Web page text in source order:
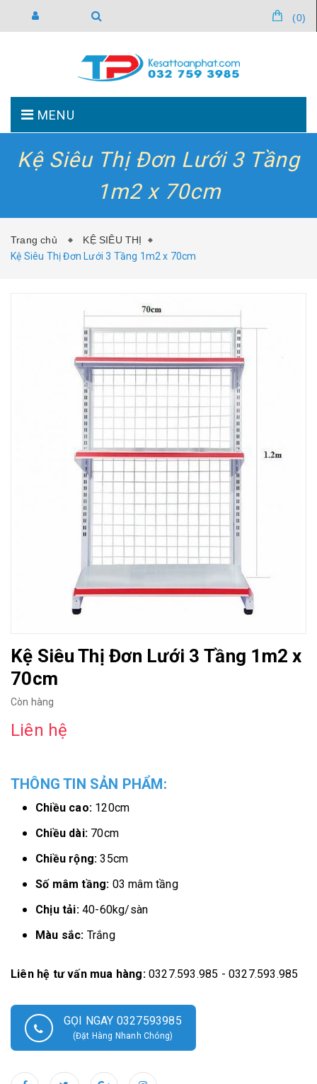
(0)
MENU
TRANG CHỦ GIỚI THIỆU
Kệ Siêu Thị Đơn Lưới 3 Tầng
1m2 x 70cm
Trang chủ
KỆ SIÊU THỊ
Kệ Siêu Thị Đơn Lưới 3 Tầng 1m2 x 70cm
Kệ Siêu Thị Đơn Lưới 3 Tầng 1m2 x
70cm
Còn hàng
Liên hệ
THÔNG TIN SẢN PHẨM:
Chiều cao: 120cm
Chiều dài: 70cm
Chiều rộng:35cm
Số mâm tầng: 03 mâm tầng
Chịu tải:40-60kg/sàn
Màu sắc: Trắng
Liên hệ tư vấn mua hàng:0327.593.985 - 0327.593.985
GỌI NGAY 0327593985
(Đặt Hàng Nhanh Chóng)